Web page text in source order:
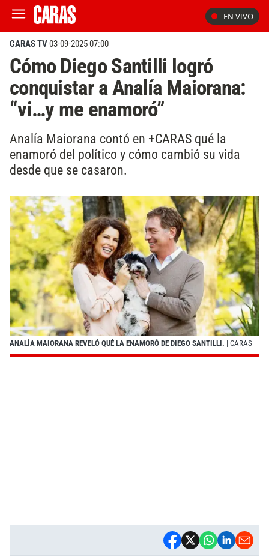
EN VIVO
CARAS TV03-09-2025 07:00
Cómo Diego Santilli logró
conquistar a Analía Maiorana:
“vi…y me enamoró”
Analía Maiorana contó en +CARAS qué la
enamoró del político y cómo cambió su vida
desde que se casaron.
ANALÍA MAIORANA REVELÓ QUÉ LA ENAMORÓ DE DIEGO SANTILLI. | CARAS